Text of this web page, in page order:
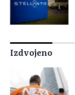
Izdvojeno